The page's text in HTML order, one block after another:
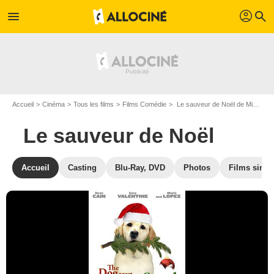
menu profil search
Accueil Cinéma Tous les films Films Comédie Le sauveur de Noël de Michael Feifer
Le sauveur de Noël
Accueil Casting Blu-Ray, DVD Photos Films